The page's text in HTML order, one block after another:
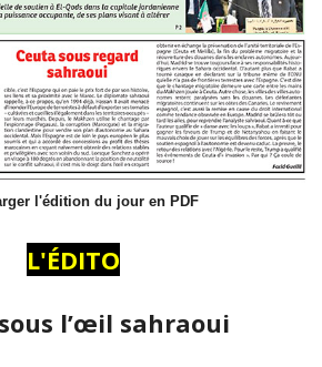
l'édition du jour en PDF
L'ÉDITO
l’œil sahraoui